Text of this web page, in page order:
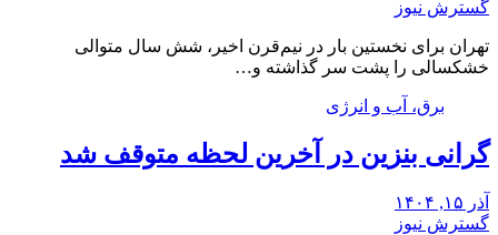
گسترش نیوز
تهران برای نخستین بار در نیم‌قرن اخیر، شش سال متوالی
خشکسالی را پشت سر گذاشته و…
برق، آب و انرژی
گرانی بنزین در آخرین لحظه متوقف شد
آذر ۱۵, ۱۴۰۴
گسترش نیوز